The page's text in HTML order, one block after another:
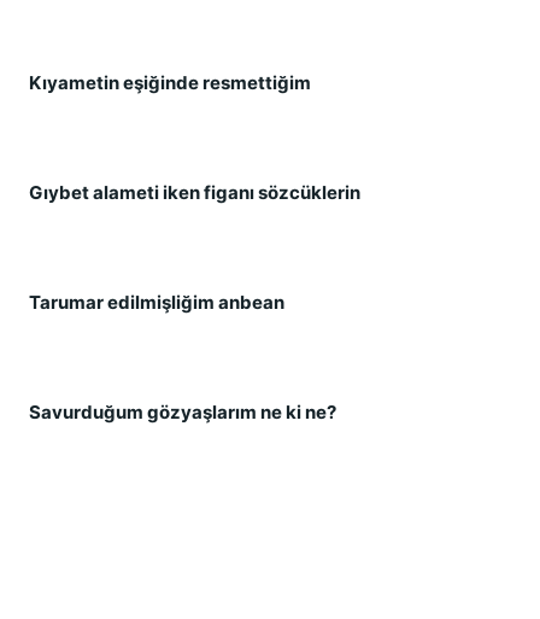
Kıyametin eşiğinde resmettiğim
Gıybet alameti iken figanı sözcüklerin
Tarumar edilmişliğim anbean
Savurduğum gözyaşlarım ne ki ne?